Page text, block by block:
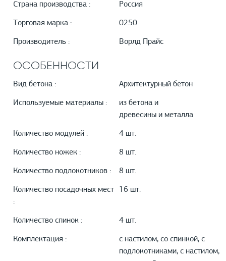
Страна производства : Россия
Торговая марка : 0250
Производитель : Ворлд Прайс
ОСОБЕННОСТИ
Вид бетона : Архитектурный бетон
Используемые материалы :
из бетона и
древесины и металла
Количество модулей : 4 шт.
Количество ножек : 8 шт.
Количество подлокотников : 8 шт.
Количество посадочных мест
:
16 шт.
Количество спинок : 4 шт.
Комплектация :
с настилом, со спинкой, с
подлокотниками, с настилом,